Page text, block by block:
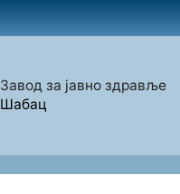
Завод за јавно здравље
Шабац